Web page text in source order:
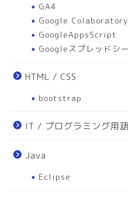
GA4
Google Colaboratory
GoogleAppsScript
Googleスプレッドシ
HTML / CSS
bootstrap
IT / プログラミング用語
Java
Eclipse